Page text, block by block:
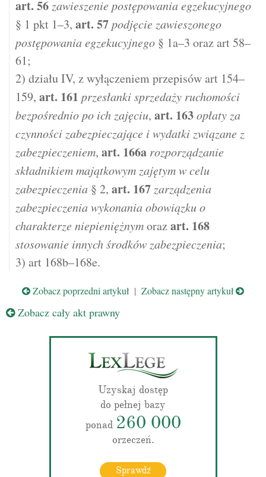
art. 56 zawieszenie postępowania egzekucyjnego
§ 1 pkt 1–3, art. 57 podjęcie zawieszonego
postępowania egzekucyjnego § 1a–3 oraz art 58–
61;
2) działu IV, z wyłączeniem przepisów art 154–
159, art. 161 przesłanki sprzedaży ruchomości
bezpośrednio po ich zajęciu, art. 163opłaty za
czynności zabezpieczające i wydatki związane z
zabezpieczeniem, art. 166a rozporządzanie
składnikiem majątkowym zajętym w celu
zabezpieczenia § 2, art. 167 zarządzenia
zabezpieczenia wykonania obowiązku o
charakterze niepieniężnymorazart. 168
stosowanie innych środków zabezpieczenia;
3) art 168b–168e.
Zobacz poprzedni artykuł | Zobacz następny artykuł
Zobacz cały akt prawny
Uzyskaj dostęp
do pełnej bazy
ponad 260 000
orzeczeń.
Sprawdź